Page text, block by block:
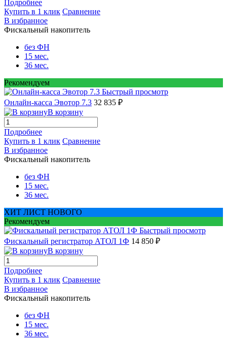
Подробнее
Купить в 1 клик Сравнение
В избранное
Фискальный накопитель
без ФН
15 мес.
36 мес.
Рекомендуем
Быстрый просмотр
Онлайн-касса Эвотор 7.3 32 835 ₽
В корзину
Подробнее
Купить в 1 клик Сравнение
В избранное
Фискальный накопитель
без ФН
15 мес.
36 мес.
ХИТ ЛИСТ НОВОГО
Рекомендуем
Быстрый просмотр
Фискальный регистратор АТОЛ 1Ф 14 850 ₽
В корзину
Подробнее
Купить в 1 клик Сравнение
В избранное
Фискальный накопитель
без ФН
15 мес.
36 мес.